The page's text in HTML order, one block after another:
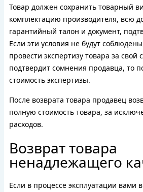
Товар должен сохранить товарный
комплектацию производителя, всю
гарантийный талон и документ,
Если эти условия не будут
провести экспертизу товара за свой
подтвердит сомнения продавца, то
стоимость экспертизы.
После возврата товара продавец
полную стоимость товара, за
расходов.
Возврат товара
ненадлежащего
Если в процессе эксплуатации вами